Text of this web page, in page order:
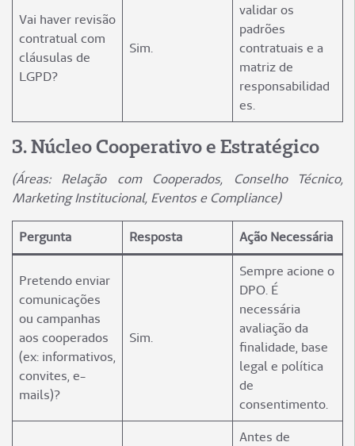
Vai haver revisão
contratual com
cláusulas de
LGPD?
Sim.
validar os
padrões
contratuais e a
matriz de
responsabilidad
es.
3️. Núcleo Cooperativo e Estratégico
(Áreas: Relação com Cooperados, Conselho Técnico,
Marketing Institucional, Eventos e Compliance)
Pergunta Resposta Ação Necessária
Pretendo enviar
comunicações
ou campanhas
aos cooperados
(ex: informativos,
convites, e-
mails)?
Sim.
Sempre acione o
DPO. É
necessária
avaliação da
finalidade, base
legal e política
de
consentimento.
Antes de